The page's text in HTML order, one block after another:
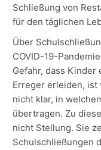
Schließung von
für den täglichen
Über
COVID-19-
Gefahr, dass Kinder
Erreger erleiden,
nicht klar, in
übertragen. Zu
nicht Stellung. Sie
Schulschließungen